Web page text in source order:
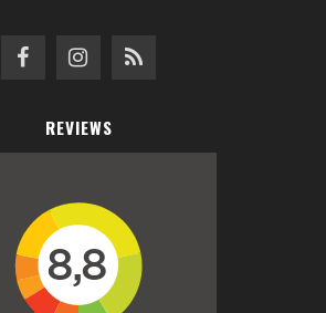
REVIEWS